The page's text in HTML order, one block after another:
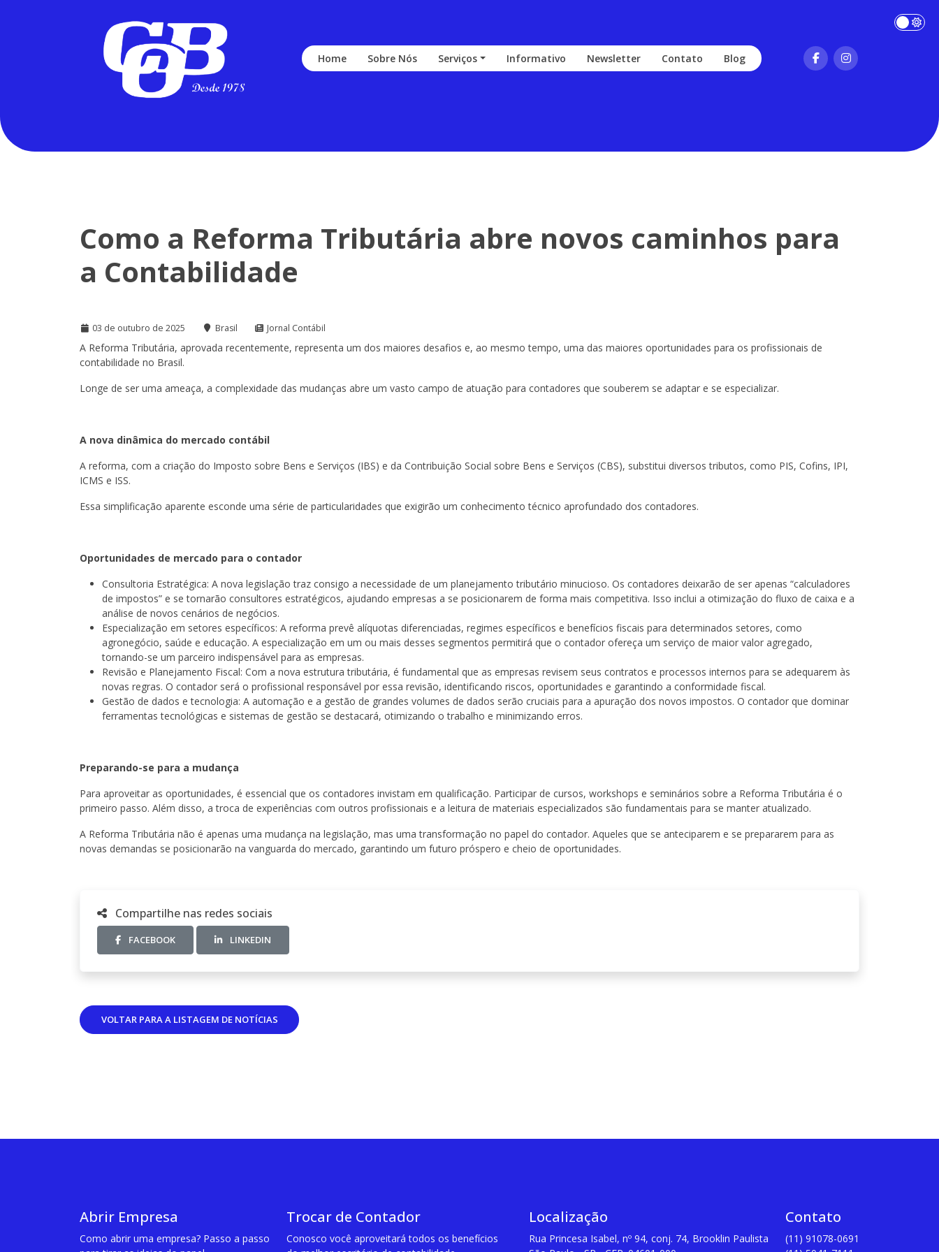
Home Sobre Nós Serviços Informativo Newsletter Contato Blog
Como a Reforma Tributária abre novos caminhos para
a Contabilidade
03 de outubro de 2025 Brasil Jornal Contábil
A Reforma Tributária, aprovada recentemente, representa um dos maiores desafios e, ao mesmo tempo, uma das maiores oportunidades para os profissionais de
contabilidade no Brasil.
Longe de ser uma ameaça, a complexidade das mudanças abre um vasto campo de atuação para contadores que souberem se adaptar e se especializar.
A nova dinâmica do mercado contábil
A reforma, com a criação do Imposto sobre Bens e Serviços (IBS) e da Contribuição Social sobre Bens e Serviços (CBS), substitui diversos tributos, como PIS, Cofins, IPI,
ICMS e ISS.
Essa simplificação aparente esconde uma série de particularidades que exigirão um conhecimento técnico aprofundado dos contadores.
Oportunidades de mercado para o contador
Consultoria Estratégica: A nova legislação traz consigo a necessidade de um planejamento tributário minucioso. Os contadores deixarão de ser apenas “calculadores
de impostos” e se tornarão consultores estratégicos, ajudando empresas a se posicionarem de forma mais competitiva. Isso inclui a otimização do fluxo de caixa e a
análise de novos cenários de negócios.
Especialização em setores específicos: A reforma prevê alíquotas diferenciadas, regimes específicos e benefícios fiscais para determinados setores, como
agronegócio, saúde e educação. A especialização em um ou mais desses segmentos permitirá que o contador ofereça um serviço de maior valor agregado,
tornando-se um parceiro indispensável para as empresas.
Revisão e Planejamento Fiscal: Com a nova estrutura tributária, é fundamental que as empresas revisem seus contratos e processos internos para se adequarem às
novas regras. O contador será o profissional responsável por essa revisão, identificando riscos, oportunidades e garantindo a conformidade fiscal.
Gestão de dados e tecnologia: A automação e a gestão de grandes volumes de dados serão cruciais para a apuração dos novos impostos. O contador que dominar
ferramentas tecnológicas e sistemas de gestão se destacará, otimizando o trabalho e minimizando erros.
Preparando-se para a mudança
Para aproveitar as oportunidades, é essencial que os contadores invistam em qualificação. Participar de cursos, workshops e seminários sobre a Reforma Tributária é o
primeiro passo. Além disso, a troca de experiências com outros profissionais e a leitura de materiais especializados são fundamentais para se manter atualizado.
A Reforma Tributária não é apenas uma mudança na legislação, mas uma transformação no papel do contador. Aqueles que se anteciparem e se prepararem para as
novas demandas se posicionarão na vanguarda do mercado, garantindo um futuro próspero e cheio de oportunidades.
Compartilhe nas redes sociais
FACEBOOK LINKEDIN
VOLTAR PARA A LISTAGEM DE NOTÍCIAS
Abrir Empresa
Como abrir uma empresa? Passo a passo
Trocar de Contador
Conosco você aproveitará todos os benefícios
Localização
Rua Princesa Isabel, nº 94, conj. 74, Brooklin Paulista
Contato
(11) 91078-0691